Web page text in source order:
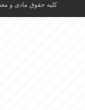
کلیه حقوق مادی و